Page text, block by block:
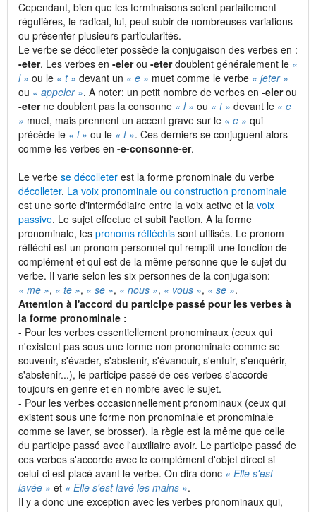
Cependant, bien que les terminaisons soient parfaitement
régulières, le radical, lui, peut subir de nombreuses variations
ou présenter plusieurs particularités.
Le verbe se décolleter possède la conjugaison des verbes en :
-eter. Les verbes en -elerou -eterdoublent généralement le «
l » ou le « t » devant un « e » muet comme le verbe « jeter »
ou « appeler ». A noter: un petit nombre de verbes en -elerou
-eterne doublent pas la consonne « l » ou « t » devant le « e
» muet, mais prennent un accent grave sur le « e » qui
précède le « l » ou le « t ». Ces derniers se conjuguent alors
comme les verbes en -e-consonne-er.
Le verbe se décolleter est la forme pronominale du verbe
décolleter. La voix pronominale ou construction pronominale
est une sorte d'intermédiaire entre la voix active et la voix
passive. Le sujet effectue et subit l'action. A la forme
pronominale, les pronoms réfléchis sont utilisés. Le pronom
réfléchi est un pronom personnel qui remplit une fonction de
complément et qui est de la même personne que le sujet du
verbe. Il varie selon les six personnes de la conjugaison:
« me », « te », « se », « nous », « vous », « se ».
Attention à l'accord du participe passé pour les verbes à
la forme pronominale :
- Pour les verbes essentiellement pronominaux (ceux qui
n'existent pas sous une forme non pronominale comme se
souvenir, s'évader, s'abstenir, s'évanouir, s'enfuir, s'enquérir,
s'abstenir...), le participe passé de ces verbes s'accorde
toujours en genre et en nombre avec le sujet.
- Pour les verbes occasionnellement pronominaux (ceux qui
existent sous une forme non pronominale et pronominale
comme se laver, se brosser), la règle est la même que celle
du participe passé avec l'auxiliaire avoir. Le participe passé de
ces verbes s'accorde avec le complément d'objet direct si
celui-ci est placé avant le verbe. On dira donc « Elle s'est
lavée » et « Elle s'est lavé les mains ».
Il y a donc une exception avec les verbes pronominaux qui,